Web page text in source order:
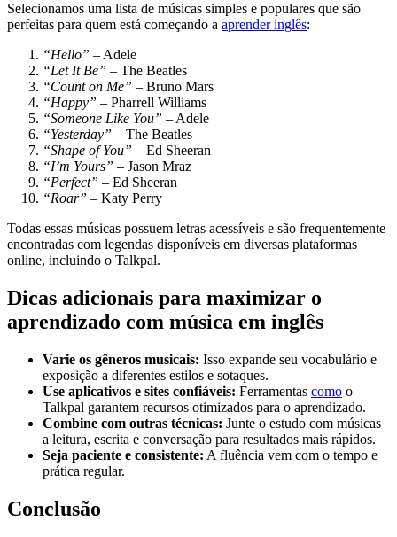
Selecionamos uma lista de músicas simples e populares que são
perfeitas para quem está começando a aprender inglês:
“Hello” – Adele
“Let It Be” – The Beatles
“Count on Me” – Bruno Mars
“Happy” – Pharrell Williams
“Someone Like You” – Adele
“Yesterday” – The Beatles
“Shape of You” – Ed Sheeran
“I’m Yours” – Jason Mraz
“Perfect” – Ed Sheeran
“Roar” – Katy Perry
Todas essas músicas possuem letras acessíveis e são frequentemente
encontradas com legendas disponíveis em diversas plataformas
online, incluindo o Talkpal.
Dicas adicionais para maximizar o
aprendizado com música em inglês
Varie os gêneros musicais: Isso expande seu vocabulário e
exposição a diferentes estilos e sotaques.
Use aplicativos e sites confiáveis: Ferramentas como o
Talkpal garantem recursos otimizados para o aprendizado.
Combine com outras técnicas: Junte o estudo com músicas
a leitura, escrita e conversação para resultados mais rápidos.
Seja paciente e consistente: A fluência vem com o tempo e
prática regular.
Conclusão